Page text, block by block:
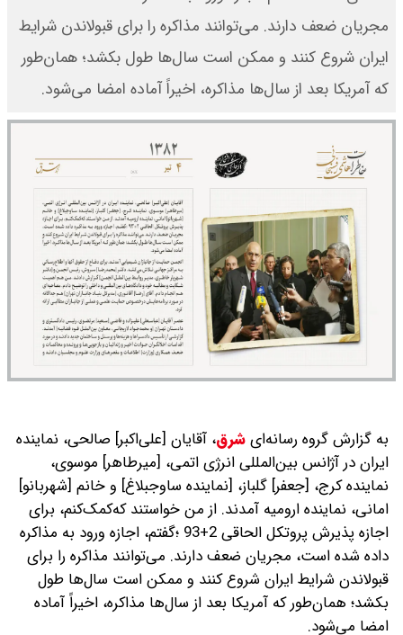
مجریان ضعف دارند. می‌توانند مذاکره را برای قبولاندن شرایط
ایران شروع کنند و ممکن است سال‌ها طول بکشد؛ همان‌طور
که آمریکا بعد از سال‌ها مذاکره، اخیراً آماده امضا می‌شود.
به گزارش گروه رسانه‌ایشرق، آقایان [علی‌اکبر] صالحی، نماینده
ایران در آژانس بین‌المللی انرژی اتمی، [میرطاهر] موسوی،
نماینده ‌کرج، [جعفر] گلباز، [نماینده ساوجبلاغ] و خانم [شهربانو]
امانی، نماینده ارومیه آمدند. از من خواستند که‌کمک‌کنم، برای
اجازه پذیرش پروتکل الحاقی 2+93 ؛گفتم، اجازه ورود به مذاکره
داده شده است، مجریان ضعف دارند. می‌توانند مذاکره را برای
قبولاندن شرایط ایران شروع کنند و ممکن است سال‌ها طول
بکشد؛ همان‌طور که آمریکا بعد از سال‌ها مذاکره، اخیراً آماده
امضا می‌شود.